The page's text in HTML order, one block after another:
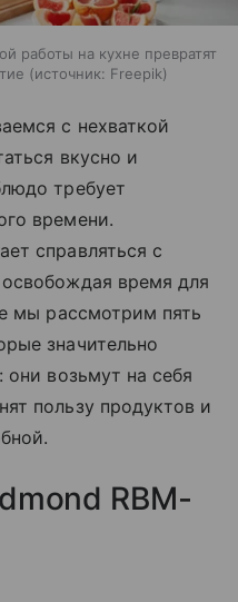
работы на кухне превратят
источник: Freepik
с нехваткой
вкусно и
требует
времени.
справляться с
время для
мы рассмотрим пять
значительно
они возьмут на себя
пользу продуктов и
RBM-